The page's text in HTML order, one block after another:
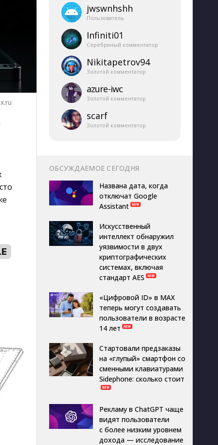
jwswnhshh
Пользователь
Infiniti01
Серебряный комментатор
Nikitapetrov94
Золотой комментатор
azure-​iwc
Золотой комментатор
scarf
Золотой комментатор
ОБСУЖДАЕМОЕ СЕГОДНЯ
Названа дата, когда
отключат Google
Assistant
Искусственный
интеллект обнаружил
уязвимости в двух
криптографических
системах, включая
стандарт AES
«Цифровой ID» в MAX
теперь могут создавать
пользователи в возрасте
14 лет
Стартовали предзаказы
на «глупый» смартфон со
сменными клавиатурами
Sidephone: сколько стоит
Рекламу в ChatGPT чаще
видят пользователи
с более низким уровнем
дохода — исследование